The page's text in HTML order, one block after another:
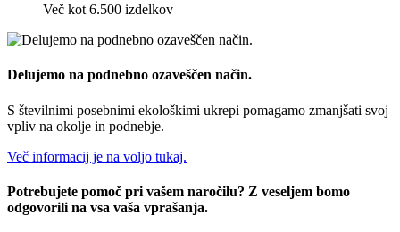
Več kot 6.500 izdelkov
Delujemo na podnebno ozaveščen način.
S številnimi posebnimi ekološkimi ukrepi pomagamo zmanjšati svoj
vpliv na okolje in podnebje.
Več informacij je na voljo tukaj.
Potrebujete pomoč pri vašem naročilu? Z veseljem bomo
odgovorili na vsa vaša vprašanja.